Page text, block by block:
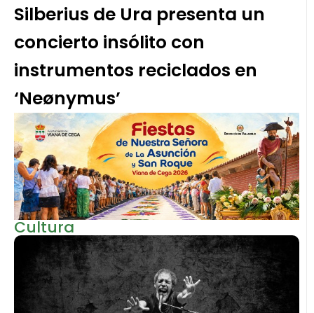
Silberius de Ura presenta un
concierto insólito con
instrumentos reciclados en
‘Neønymus’
Cultura